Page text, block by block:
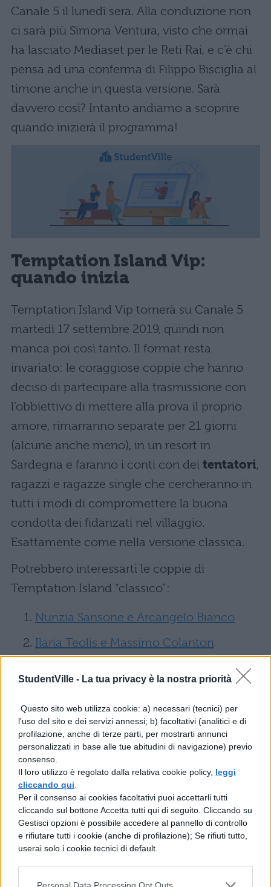
StudentVille - La tua privacy è la nostra priorità
Questo sito web utilizza cookie: a) necessari (tecnici) per
l'uso del sito e dei servizi annessi; b) facoltativi (analitici e di
profilazione, anche di terze parti, per mostrarti annunci
personalizzati in base alle tue abitudini di navigazione) previo
consenso.
Il loro utilizzo è regolato dalla relativa cookie policy, leggi
cliccando qui
Per il consenso ai cookies facoltativi puoi accettarli tutti
cliccando sul bottone Accetta tutti qui di seguito. Cliccando su
Gestisci opzioni è possibile accedere al pannello di controllo
e rifiutare tutti i cookie (anche di profilazione); Se rifiuti tutto,
userai solo i cookie tecnici di default.
Personal Data Processing Opt Outs
Canale 5 il lunedì sera. Alla conduzione non
ci sarà più Simona Ventura, visto che ormai
ha lasciato Mediaset per le Reti Rai, e c’è chi
pensa ad una conferma di Filippo Bisciglia al
timone anche in questa versione. Sarà
davvero così? Intanto andiamo a scoprire
quando inizierà il programma!
Temptation Island Vip:
quando inizia
Temptation Island Vip tornerà su Canale 5
martedì 17 settembre 2019, quindi non
manca poi così tanto. Il format resta
invariato: le coraggiose coppie che hanno
deciso di partecipare alla trasmissione con
l’obbiettivo di mettere alla prova il proprio
amore, rimarranno separate per 21 giorni
(alcune anche meno), in un resort in
Sardegna e faranno i conti con dei tentatori,
ragazzi e ragazze single che cercheranno in
tutti i modi di compromettere la buona
condotta dei fidanzati nel villaggio.
Esattamente come nella versione classica.
Potrebbero interessarti le coppie di
Temptation Island “classico”:
Nunzia Sansone e Arcangelo Bianco
Ilaria Teolis e Massimo Colanton
Jessica Battistello e Andrea Filomena
Cristina Incorvaia e David Scarantino
Sabrina Martinengo e Nicola Tedde
Temptation Island Vip: dove
vederlo
La trasmissione ideata dalla Fascino di Maria
De Filippi viene trasmessa, come sempre,
sulle Reti Mediaset e nello specifico su
Canale 5. Magari non avete la tv a casa